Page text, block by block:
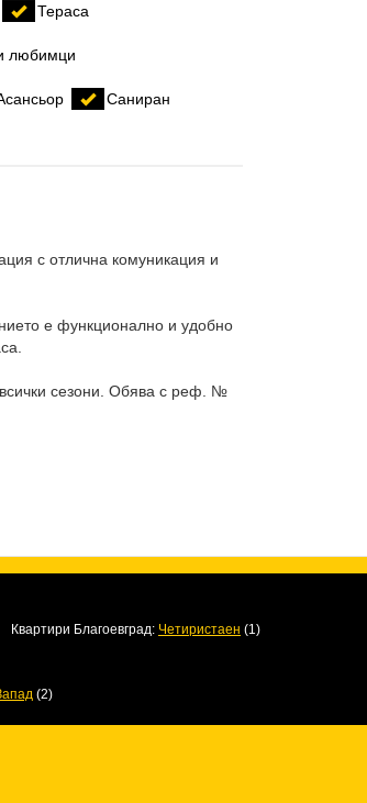
Тераса
любимци
Саниран
с отлична комуникация и
е функционално и удобно
сезони. Обява с реф. №
Квартири Благоевград: Четиристаен (1)
(2)